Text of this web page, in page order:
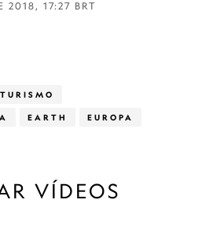
2018, 17:27 BRT
TURISMO
EARTH EUROPA
VÍDEOS